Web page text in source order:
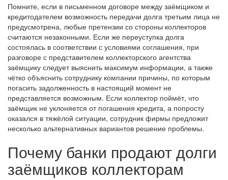
Помните, если в письменном договоре между заёмщиком и
кредитодателем возможность передачи долга третьим лица не
предусмотрена, любые претензии со стороны коллекторов
считаются незаконными. Если же переуступка долга
состоялась в соответствии с условиями соглашения, при
разговоре с представителем коллекторского агентства
заёмщику следует выяснить максимум информации, а также
чётко объяснить сотруднику компании причины, по которым
погасить задолженность в настоящий момент не
представляется возможным. Если коллектор поймёт, что
заёмщик не уклоняется от погашения кредита, а попросту
оказался в тяжёлой ситуации, сотрудник фирмы предложит
несколько альтернативных вариантов решение проблемы.
Почему банки продают долги
заёмщиков коллекторам